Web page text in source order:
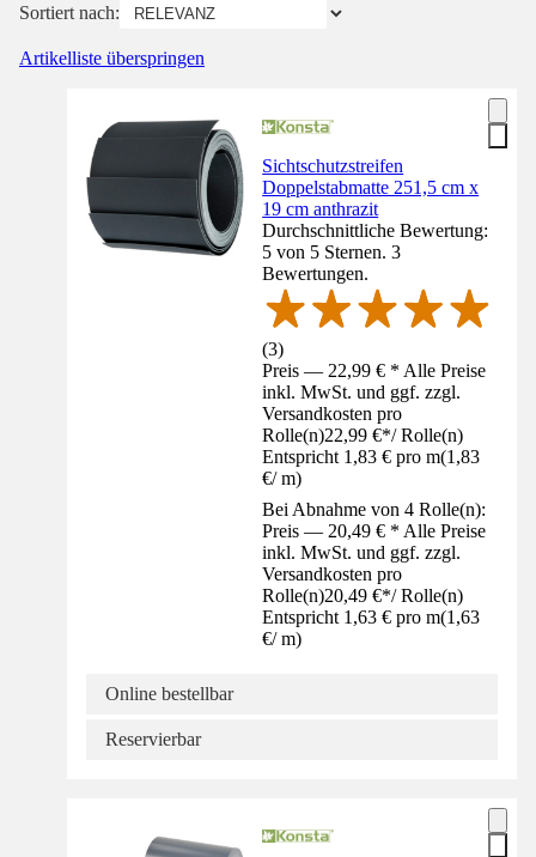
Sortiert nach:
Artikelliste überspringen
Sichtschutzstreifen
Doppelstabmatte 251,5 cm x
19 cm anthrazit
Durchschnittliche Bewertung:
5 von 5 Sternen. 3
Bewertungen.
(3)
Preis — 22,99 € * Alle Preise
inkl. MwSt. und ggf. zzgl.
Versandkosten pro
Rolle(n)22,99 €*/ Rolle(n)
Entspricht 1,83 € pro m(1,83
€/ m)
Bei Abnahme von 4 Rolle(n):
Preis — 20,49 € * Alle Preise
inkl. MwSt. und ggf. zzgl.
Versandkosten pro
Rolle(n)20,49 €*/ Rolle(n)
Entspricht 1,63 € pro m(1,63
€/ m)
Online bestellbar
Reservierbar